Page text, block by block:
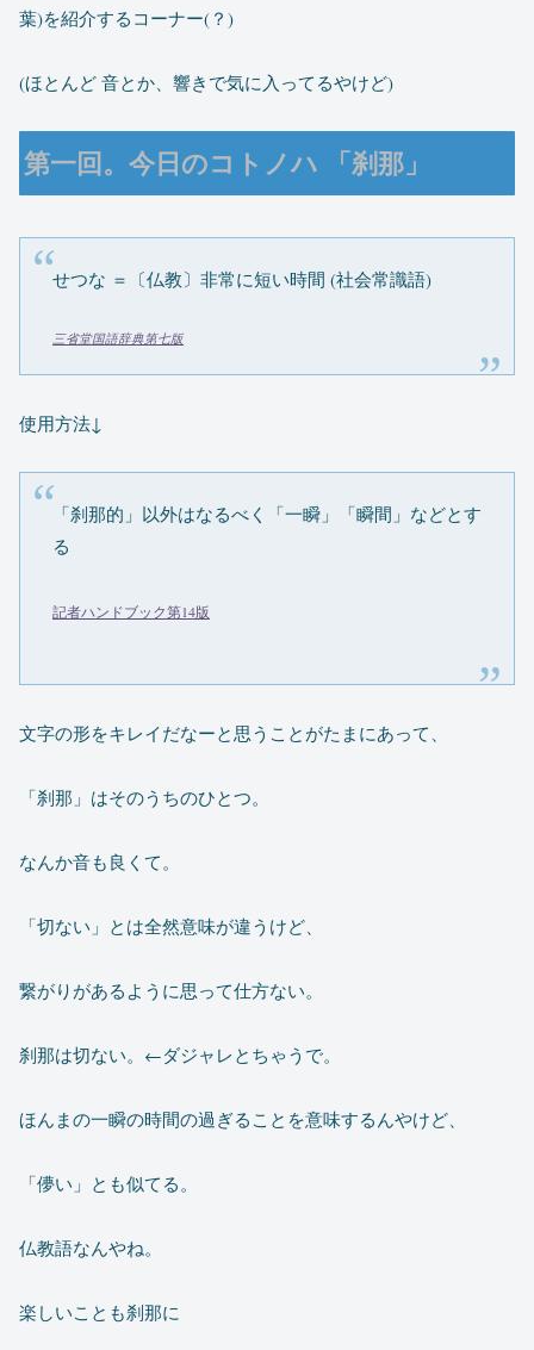
葉)を紹介するコーナー(？)
(ほとんど 音とか、響きで気に入ってるやけど)
第一回。今日のコトノハ 「刹那」
せつな ＝〔仏教〕非常に短い時間 (社会常識語)
三省堂国語辞典第七版
使用方法↓
「刹那的」以外はなるべく「一瞬」「瞬間」などとす
る
記者ハンドブック第14版
文字の形をキレイだなーと思うことがたまにあって、
「刹那」はそのうちのひとつ。
なんか音も良くて。
「切ない」とは全然意味が違うけど、
繋がりがあるように思って仕方ない。
刹那は切ない。←ダジャレとちゃうで。
ほんまの一瞬の時間の過ぎることを意味するんやけど、
「儚い」とも似てる。
仏教語なんやね。
楽しいことも刹那に